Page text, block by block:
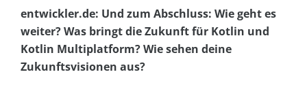
entwickler.de: Und zum Abschluss: Wie geht es
weiter? Was bringt die Zukunft für Kotlin und
Kotlin Multiplatform? Wie sehen deine
Zukunftsvisionen aus?